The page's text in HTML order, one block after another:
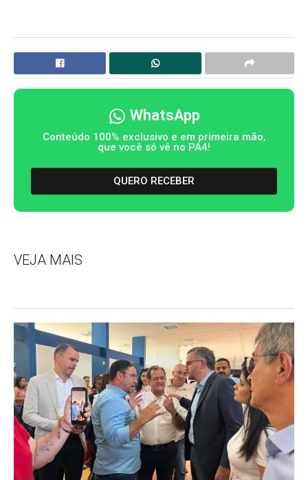
WhatsApp
Conteúdo 100% exclusivo e em primeira mão,
que você só vê no PA4!
QUERO RECEBER
VEJA MAIS